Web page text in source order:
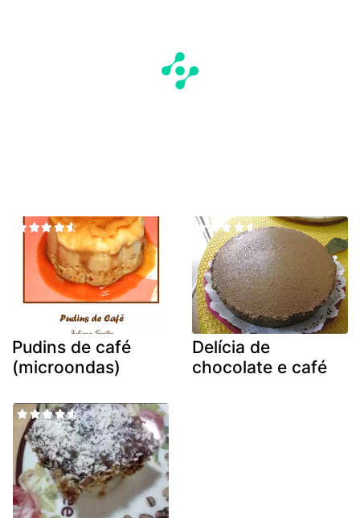
Pudins de café
(microondas)
Delícia de
chocolate e café